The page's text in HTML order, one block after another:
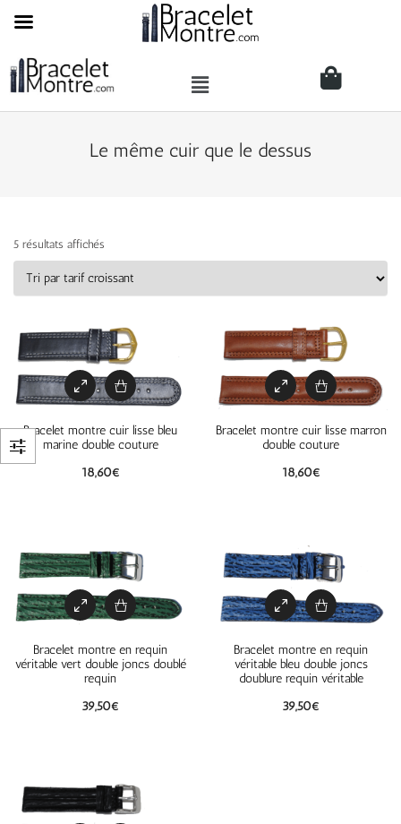
Le même cuir que le dessus
5 résultats affichés
Bracelet montre cuir lisse bleu
marine double couture
18,60€
Bracelet montre cuir lisse marron
double couture
18,60€
Bracelet montre en requin
véritable vert double joncs doublé
requin
39,50€
Bracelet montre en requin
véritable bleu double joncs
doublure requin véritable
39,50€